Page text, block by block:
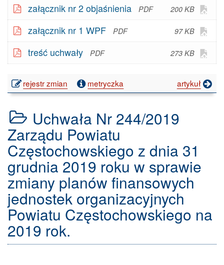
załącznik nr 2 objaśnienia
200 KB
plik
w
-
załącznik nr 1 WPF 97 KB
plik
w
-
treść uchwały 273 KB
plik
w
rejestr zmian publikacji:
Uchwała
245/2019
Zarządu
Powiatu
Częstochowskiego
z
dnia
31
grudnia
2019
roku
w
zmian
metryczka artykuł
Uchwała Nr 244/2019
Zarządu Powiatu
Częstochowskiego z dnia 31
grudnia 2019 roku w sprawie
zmiany planów finansowych
jednostek organizacyjnych
Powiatu Częstochowskiego na
2019 rok.